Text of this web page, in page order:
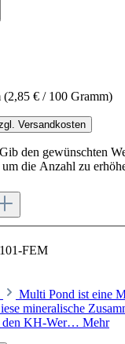
(2,85 € / 100 Gramm)
Versandkosten
den gewünschten
die Anzahl zu
FEM
Multi Pond ist eine
mineralische
den KH-Wer… Mehr